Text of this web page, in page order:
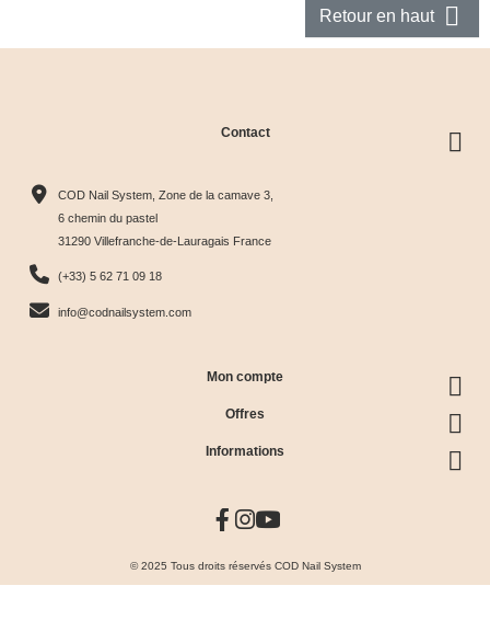
Retour en haut 
Contact
COD Nail System, Zone de la camave 3,
6 chemin du pastel
31290 Villefranche-de-Lauragais France
(+33) 5 62 71 09 18
info@codnailsystem.com
Mon compte
Offres
Informations
© 2025 Tous droits réservés COD Nail System